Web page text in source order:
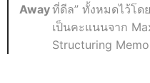
Awayที่ดีล” ทั้งหมดไว้โด
เป็นคะแนนจาก
Structuring Memo